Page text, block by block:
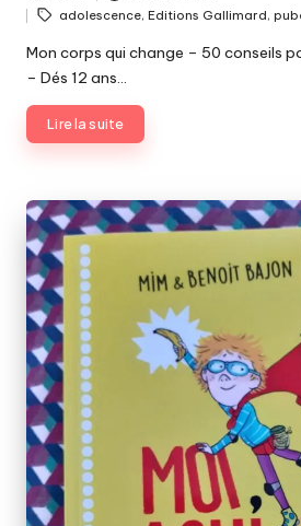
Posted
by
Tags:
adolescence, Editions Gallimard,
Mon corps qui change – 50 conseils
– Dés 12 ans…
Lire la suite